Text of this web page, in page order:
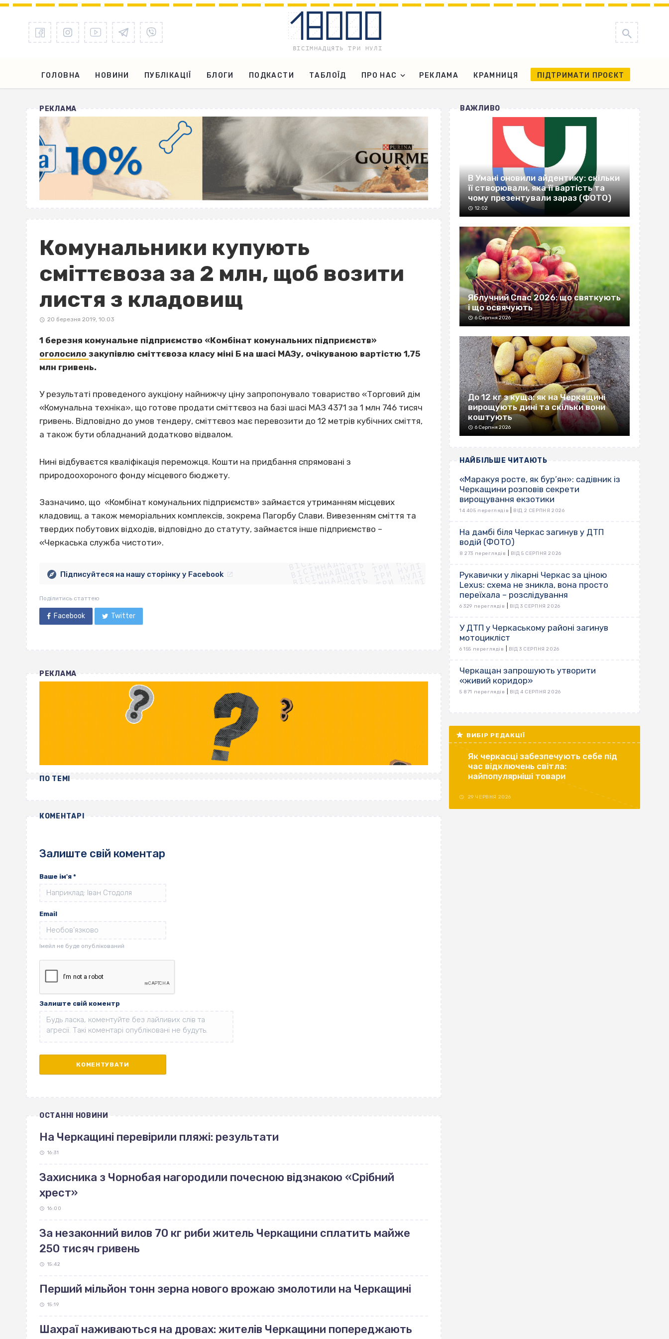
ГОЛОВНА НОВИНИ ПУБЛІКАЦІЇ БЛОГИ ПОДКАСТИ ТАБЛОЇД ПРО НАС РЕКЛАМА КРАМНИЦЯ ПІДТРИМАТИ ПРОЄКТ
РЕКЛАМА
Комунальники купують
сміттєвоза за 2 млн, щоб возити
листя з кладовищ
20 березня 2019, 10:03
1 березня комунальне підприємство «Комбінат комунальних підприємств»
оголосило закупівлю сміттєвоза класу міні Б на шасі МАЗу, очікуваною вартістю 1,75
млн гривень.
У результаті проведеного аукціону найнижчу ціну запропонувало товариство «Торговий дім
«Комунальна техніка», що готове продати сміттєвоз на базі шасі МАЗ 4371 за 1 млн 746 тисяч
гривень. Відповідно до умов тендеру, сміттєвоз має перевозити до 12 метрів кубічних сміття,
а також бути обладнаний додатково відвалом.
Нині відбуваєтся кваліфікація переможця. Кошти на придбання спрямовані з
природоохороного фонду місцевого бюджету.
Зазначимо, що «Комбінат комунальних підприємств» займаєтся утриманням місцевих
кладовищ, а також меморіальних комплексів, зокрема Пагорбу Слави. Вивезенням сміття та
твердих побутових відходів, відповідно до статуту, займаєтся інше підприємство –
«Черкаська служба чистоти».
ВІСІМНАДЦЯТЬ ТРИ НУЛІ
ВІСІМНАДЦЯТЬ ТРИ НУЛІ
ВІСІМНАДЦЯТЬ ТРИ НУЛІ
ВІСІМНАДЦЯТЬ ТРИ НУЛІ
ВІСІМНАДЦЯТЬ ТРИ НУЛІ
ВІСІМНАДЦЯТЬ ТРИ НУЛІ
ВІСІМНАДЦЯТЬ ТРИ НУЛІ
Підписуйтеся на нашу сторінку у Facebook
Поділитись статтею
Facebook Twitter
РЕКЛАМА
ПО ТЕМІ
КОМЕНТАРІ
Залиште свій коментар
Ваше ім'я *
Email
Залиште свій коментр
ОСТАННІ НОВИНИ
На Черкащині перевірили пляжі: результати
16:31
Захисника з Чорнобая нагородили почесною відзнакою «Срібний
хрест»
16:00
За незаконний вилов 70 кг риби житель Черкащини сплатить майже
250 тисяч гривень
15:42
Перший мільйон тонн зерна нового врожаю змолотили на Черкащині
15:19
Шахраї наживаються на дровах: жителів Черкащини попереджають
ВАЖЛИВО
В Умані оновили айдентику: скільки
її створювали, яка її вартість та
чому презентували зараз (ФОТО)
12:02
Яблучний Спас 2026: що святкують
і що освячують
6 Серпня 2026
До 12 кг з куща: як на Черкащині
вирощують дині та скільки вони
коштують
6 Серпня 2026
НАЙБІЛЬШЕ ЧИТАЮТЬ
«Маракуя росте, як бур’ян»: садівник із
Черкащини розповів секрети
вирощування екзотики
14 405 переглядів ВІД 2 СЕРПНЯ 2026
На дамбі біля Черкас загинув у ДТП
водій (ФОТО)
8 273 переглядів ВІД 5 СЕРПНЯ 2026
Рукавички у лікарні Черкас за ціною
Lexus: схема не зникла, вона просто
переїхала – розслідування
6 329 переглядів ВІД 3 СЕРПНЯ 2026
У ДТП у Черкаському районі загинув
мотоцикліст
6 155 переглядів ВІД 3 СЕРПНЯ 2026
Черкащан запрошують утворити
«живий коридор»
5 871 переглядів ВІД 4 СЕРПНЯ 2026
ВИБІР РЕДАКЦІЇ
Як черкасці забезпечують себе під
час відключень світла:
найпопулярніші товари
29 ЧЕРВНЯ 2026